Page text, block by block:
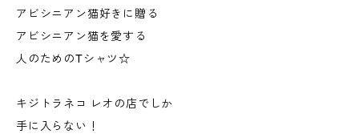
アビシニアン猫好きに贈る
アビシニアン猫を愛する
人のためのTシャツ☆
キジトラネコ レオの店でしか
手に入らない！